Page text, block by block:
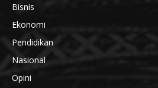
Bisnis
Ekonomi
Pendidikan
Nasional
Opini